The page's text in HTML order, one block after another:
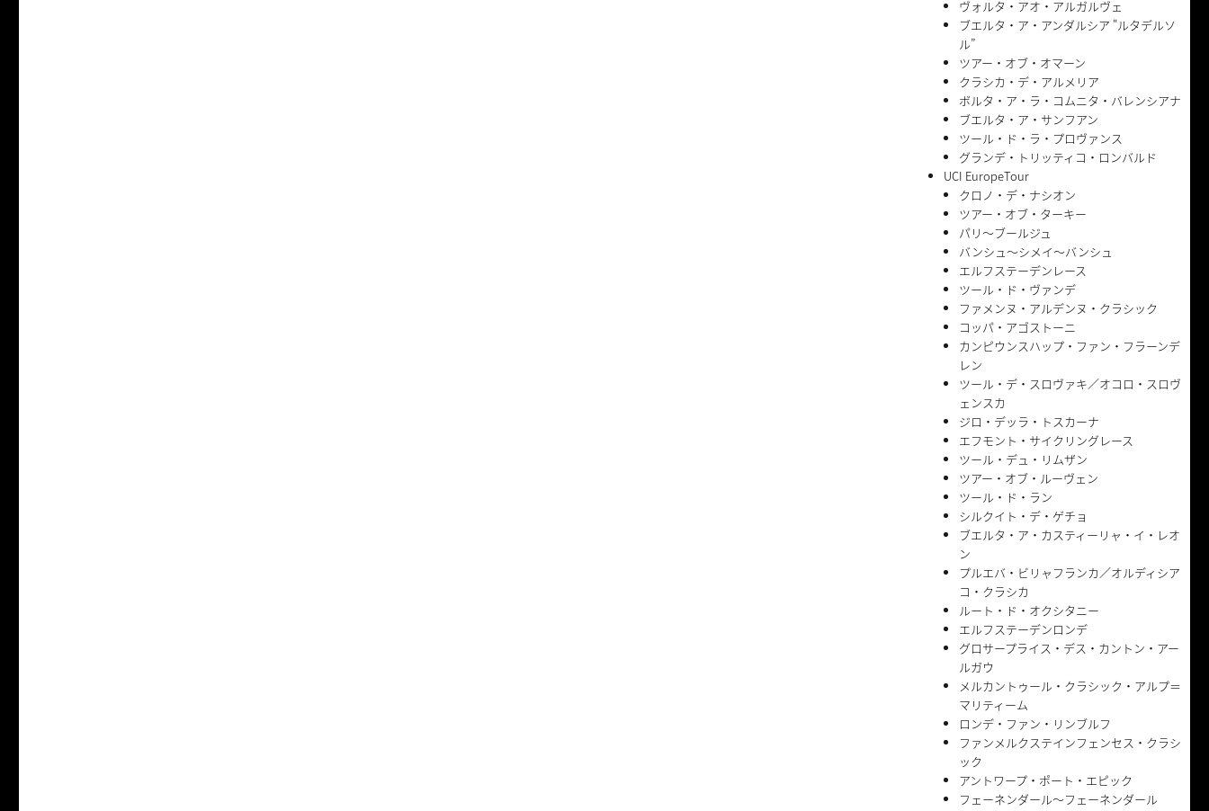
ヴォルタ・アオ・アルガルヴェ
ブエルタ・ア・アンダルシア "ルタデルソ
ル”
ツアー・オブ・オマーン
クラシカ・デ・アルメリア
ボルタ・ア・ラ・コムニタ・バレンシアナ
ブエルタ・ア・サンフアン
ツール・ド・ラ・プロヴァンス
グランデ・トリッティコ・ロンバルド
UCI EuropeTour
クロノ・デ・ナシオン
ツアー・オブ・ターキー
パリ〜ブールジュ
バンシュ〜シメイ〜バンシュ
エルフステーデンレース
ツール・ド・ヴァンデ
ファメンヌ・アルデンヌ・クラシック
コッパ・アゴストーニ
カンピウンスハップ・ファン・フラーンデ
レン
ツール・デ・スロヴァキ／オコロ・スロヴ
ェンスカ
ジロ・デッラ・トスカーナ
エフモント・サイクリングレース
ツール・デュ・リムザン
ツアー・オブ・ルーヴェン
ツール・ド・ラン
シルクイト・デ・ゲチョ
ブエルタ・ア・カスティーリャ・イ・レオ
ン
プルエバ・ビリャフランカ／オルディシア
コ・クラシカ
ルート・ド・オクシタニー
エルフステーデンロンデ
グロサープライス・デス・カントン・アー
ルガウ
メルカントゥール・クラシック・アルプ＝
マリティーム
ロンデ・ファン・リンブルフ
ファンメルクステインフェンセス・クラシ
ック
アントワープ・ポート・エピック
フェーネンダール〜フェーネンダール